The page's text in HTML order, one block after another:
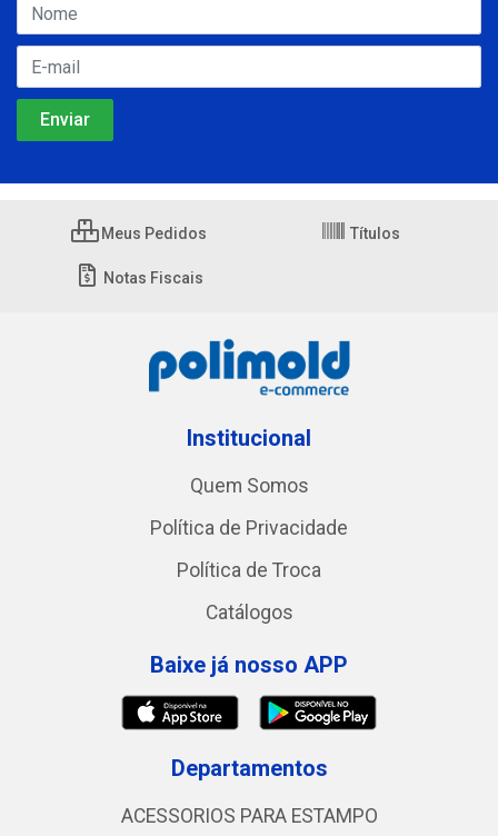
Meus Pedidos Títulos
Notas Fiscais
Institucional
Quem Somos
Política de Privacidade
Política de Troca
Catálogos
Baixe já nosso APP
Departamentos
ACESSORIOS PARA ESTAMPO